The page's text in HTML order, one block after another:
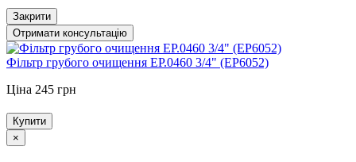
Закрити
Отримати консультацію
Фільтр грубого очищення EP.0460 3/4" (EP6052)
Ціна 245 грн
Купити
×